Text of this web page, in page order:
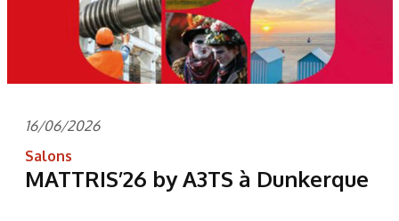
16/06/2026
Salons
MATTRIS’26 by A3TS à Dunkerque